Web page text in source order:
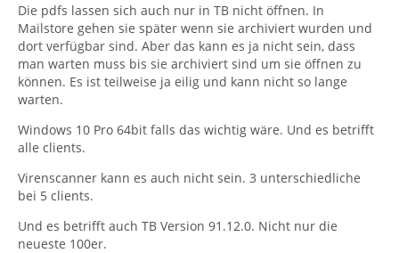
Die pdfs lassen sich auch nur in TB nicht öffnen. In
Mailstore gehen sie später wenn sie archiviert wurden und
dort verfügbar sind. Aber das kann es ja nicht sein, dass
man warten muss bis sie archiviert sind um sie öffnen zu
können. Es ist teilweise ja eilig und kann nicht so lange
warten.
Windows 10 Pro 64bit falls das wichtig wäre. Und es betrifft
alle clients.
Virenscanner kann es auch nicht sein. 3 unterschiedliche
bei 5 clients.
Und es betrifft auch TB Version 91.12.0. Nicht nur die
neueste 100er.